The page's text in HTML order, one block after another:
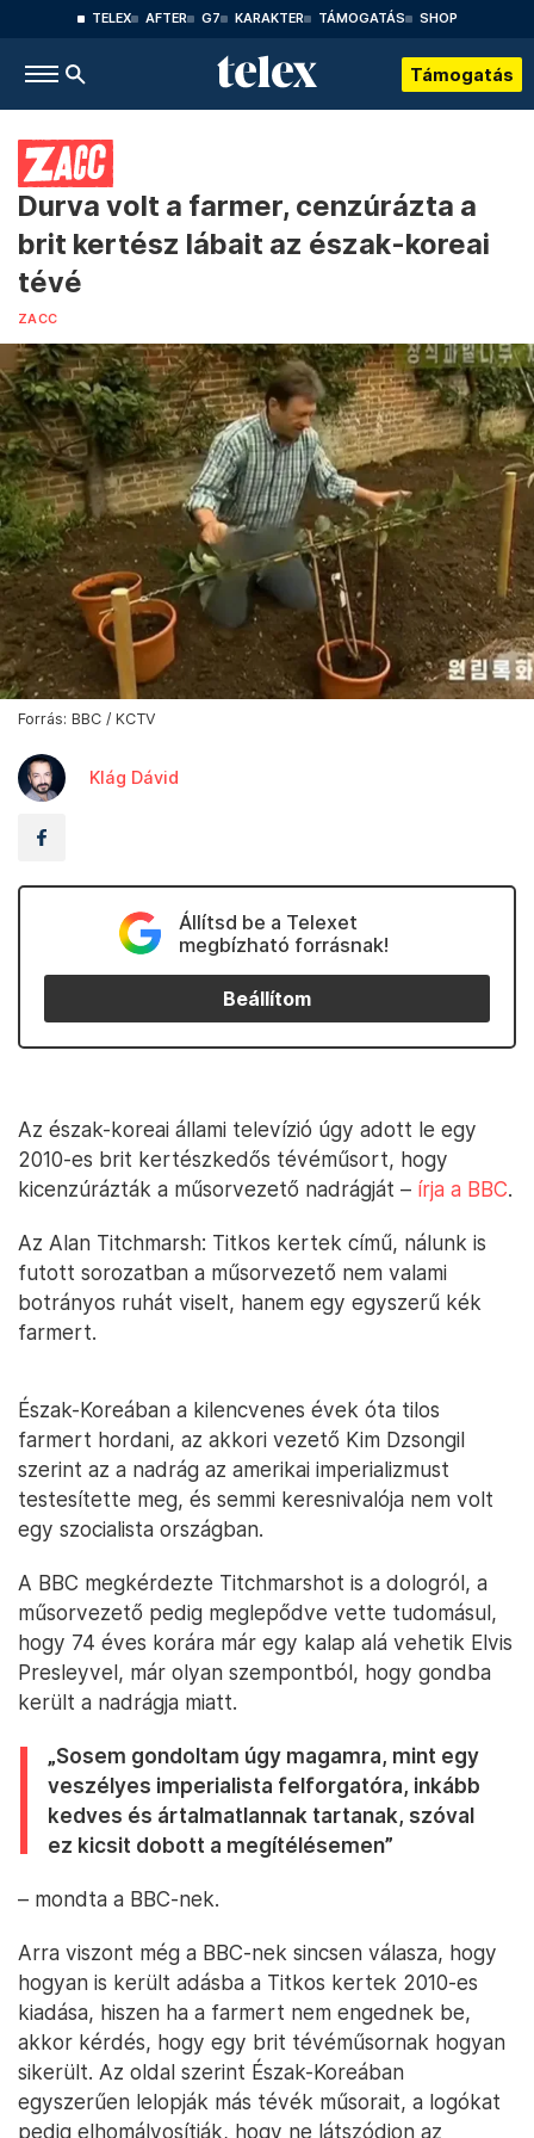
TELEX AFTER G7 KARAKTER TÁMOGATÁS SHOP
Támogatás
Durva volt a farmer, cenzúrázta a
brit kertész lábait az észak-koreai
tévé
ZACC
Forrás: BBC / KCTV
Klág Dávid
Állítsd be a Telexet
megbízható forrásnak!
Beállítom
Az észak-koreai állami televízió úgy adott le egy
2010-es brit kertészkedős tévéműsort, hogy
kicenzúrázták a műsorvezető nadrágját – írja a BBC.
Az Alan Titchmarsh: Titkos kertek című, nálunk is
futott sorozatban a műsorvezető nem valami
botrányos ruhát viselt, hanem egy egyszerű kék
farmert.
Észak-Koreában a kilencvenes évek óta tilos
farmert hordani, az akkori vezető Kim Dzsongil
szerint az a nadrág az amerikai imperializmust
testesítette meg, és semmi keresnivalója nem volt
egy szocialista országban.
A BBC megkérdezte Titchmarshot is a dologról, a
műsorvezető pedig meglepődve vette tudomásul,
hogy 74 éves korára már egy kalap alá vehetik Elvis
Presleyvel, már olyan szempontból, hogy gondba
került a nadrágja miatt.
„Sosem gondoltam úgy magamra, mint egy
veszélyes imperialista felforgatóra, inkább
kedves és ártalmatlannak tartanak, szóval
ez kicsit dobott a megítélésemen”
– mondta a BBC-nek.
Arra viszont még a BBC-nek sincsen válasza, hogy
hogyan is került adásba a Titkos kertek 2010-es
kiadása, hiszen ha a farmert nem engednek be,
akkor kérdés, hogy egy brit tévéműsornak hogyan
sikerült. Az oldal szerint Észak-Koreában
egyszerűen lelopják más tévék műsorait, a logókat
pedig elhomályosítják, hogy ne látszódjon az